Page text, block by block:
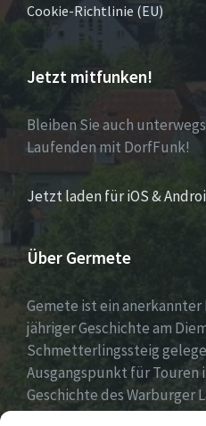
Cookie-Richtlinie (EU)
Jetzt mitfunken!
Bleiben Sie auch
Laufenden mit DorfFunk!
Jetzt laden für iOS &
Über Germete
Gemete ist ein
jähriger Geschichte am
Schmetterlingssteig
Ausgangspunkt für Touren
Geschichte des Warburger
Diemeltal gibt es ein